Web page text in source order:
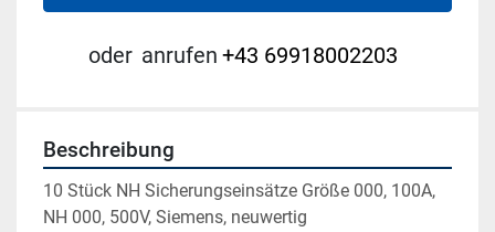
oder anrufen +43 69918002203
Beschreibung
10 Stück NH Sicherungseinsätze Größe 000, 100A,
NH 000, 500V, Siemens, neuwertig